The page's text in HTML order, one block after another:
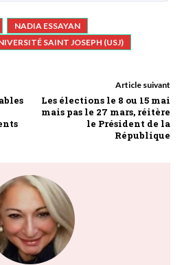
NADIA ESSAYAN
SAINT JOSEPH (USJ)
Article suivant
Les élections le 8 ou 15 mai
mais pas le 27 mars, réitère
le Président de la
République